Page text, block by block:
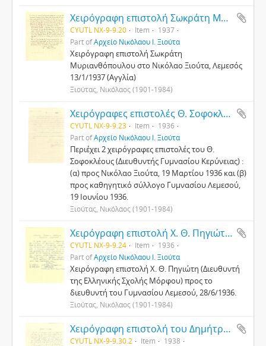
Χειρόγραφη επιστολή Σωκράτη Μυριανθόπουλου στο Νικόλαο Ξιούτα
CYUTL NX-9-9.20 Item
1937
Part ofΑρχείο Νικόλαου Ι. Ξιούτα
Χειρόγραφη επιστολή Σωκράτη
Μυριανθόπουλου στο Νικόλαο Ξιούτα, Λεμεσός
13/1/1937 (Αγγλία)
Ξιούτας, Νικόλαος (1901-1984)
Χειρόγραφες επιστολές Θ. Σοφοκλέους
CYUTL NX-9-9.23 Item
1936
Part ofΑρχείο Νικόλαου Ι. Ξιούτα
Περιέχει 2 χειρόγραφες επιστολές του Θ.
Σοφοκλέους (Διευθυντής Γυμνασίου Κερύνειας) :
(α) προς Νικόλαο Ξιούτα, 19 Μαρτίου 1936 και (β)
προς καθηγητικό σύλλογο Γυμνασίου Λεμεσού,
19 Ιουνίου 1936.
Ξιούτας, Νικόλαος (1901-1984)
Χειρόγραφη επιστολή Χ. Θ. Πηγιώτη προς το διευθυντή του Γυμνασίου Λεμεσού
CYUTL NX-9-9.24 Item
1936
Part ofΑρχείο Νικόλαου Ι. Ξιούτα
Χειρόγραφη επιστολή Χ. Θ. Πηγιώτη (Διευθυντή
της Ελληνικής Σχολής Μόρφου) προς το
διευθυντή του Γυμνασίου Λεμεσού, 28/6/1936.
Ξιούτας, Νικόλαος (1901-1984)
Χειρόγραφη επιστολή του Δημήτρη Κουτουμάνου προς Νικόλαο Ξιούτα
CYUTL NX-9-9.30.2 Item
1938